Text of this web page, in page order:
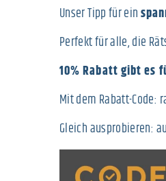
Unser Tipp für ein
Perfekt für alle, die
10% Rabatt gibt es
Mit dem Rabatt-Code:
Gleich ausprobieren: